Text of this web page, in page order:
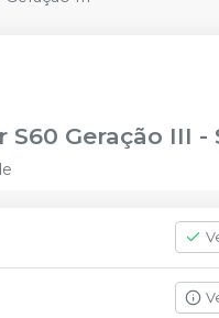
S60 Geração III -